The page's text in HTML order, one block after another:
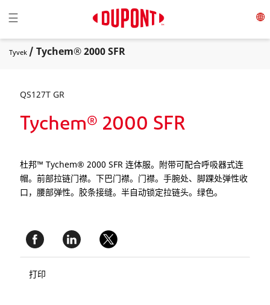
Toggle navigation
☰
Tyvek / Tychem® 2000 SFR
QS127T GR
Tychem® 2000 SFR
杜邦™ Tychem® 2000 SFR 连体服。附带可配合呼吸器式连
帽。前部拉链门襟。下巴门襟。门襟。手腕处、脚踝处弹性收
口，腰部弹性。胶条接缝。半自动锁定拉链头。绿色。
打印